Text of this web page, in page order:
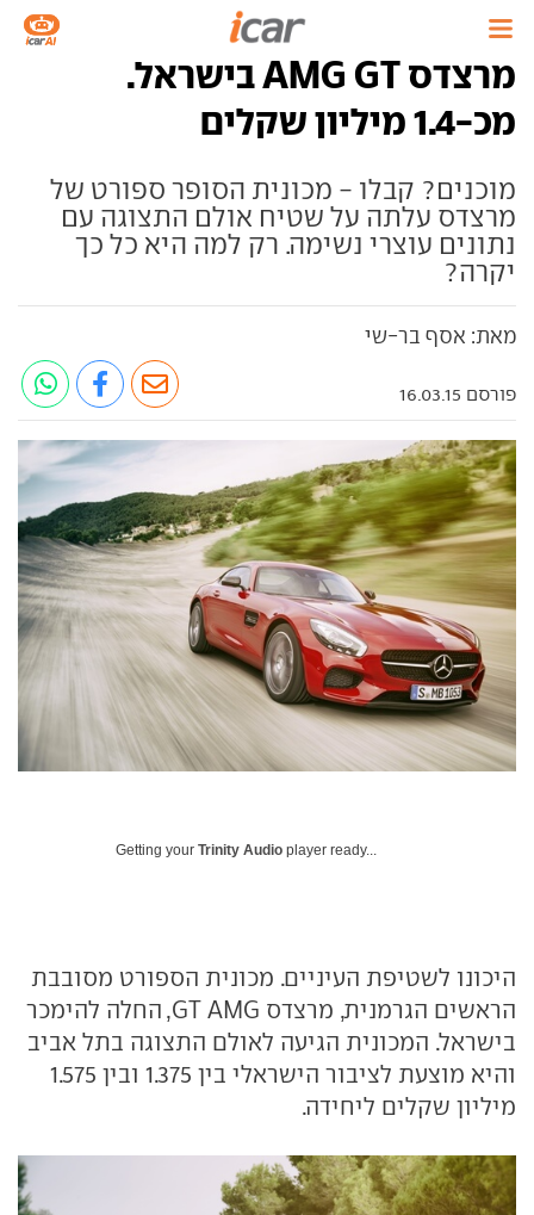
מרצדס AMG GT בישראל.
מכ-1.4 מיליון שקלים
מוכנים? קבלו - מכונית הסופר ספורט של
מרצדס עלתה על שטיח אולם התצוגה עם
נתונים עוצרי נשימה. רק למה היא כל כך
יקרה?
מאת: אסף בר-שי
פורסם 16.03.15
Getting your Trinity Audio player ready...
היכונו לשטיפת העיניים. מכונית הספורט מסובבת
הראשים הגרמנית, מרצדס GT AMG, החלה להימכר
בישראל. המכונית הגיעה לאולם התצוגה בתל אביב
והיא מוצעת לציבור הישראלי בין 1.375 ובין 1.575
מיליון שקלים ליחידה.